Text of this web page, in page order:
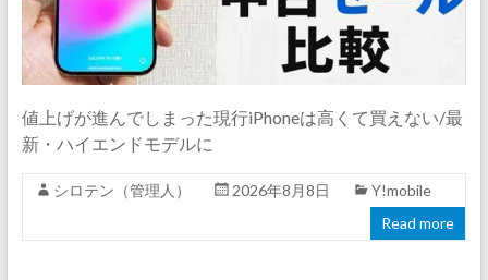
値上げが進んでしまった現行iPhoneは高くて買えない/最
新・ハイエンドモデルに
シロテン（管理人） 2026年8月8日
Y!mobile
Read more